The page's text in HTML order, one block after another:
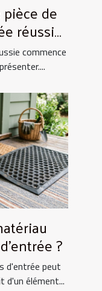
de
réussie
commence
?
d'entrée peut
d'un élément...